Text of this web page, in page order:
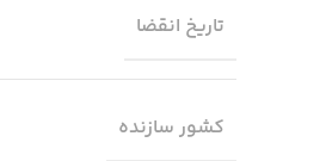
تاریخ انقضا
کشور سازنده